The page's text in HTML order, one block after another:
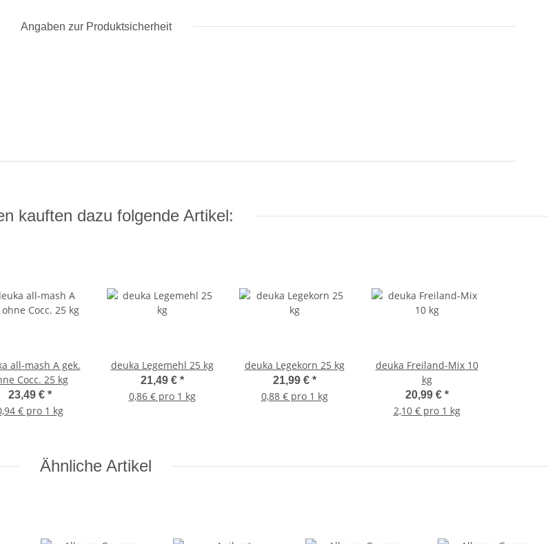
Angaben zur Produktsicherheit
kauften dazu folgende Artikel:
all-mash A gek.
Cocc. 25 kg
23,49 € *
€ pro 1 kg
deuka Legemehl 25 kg
21,49 € *
0,86 € pro 1 kg
deuka Legekorn 25 kg
21,99 € *
0,88 € pro 1 kg
deuka Freiland-Mix 10
kg
20,99 € *
2,10 € pro 1 kg
Ähnliche Artikel